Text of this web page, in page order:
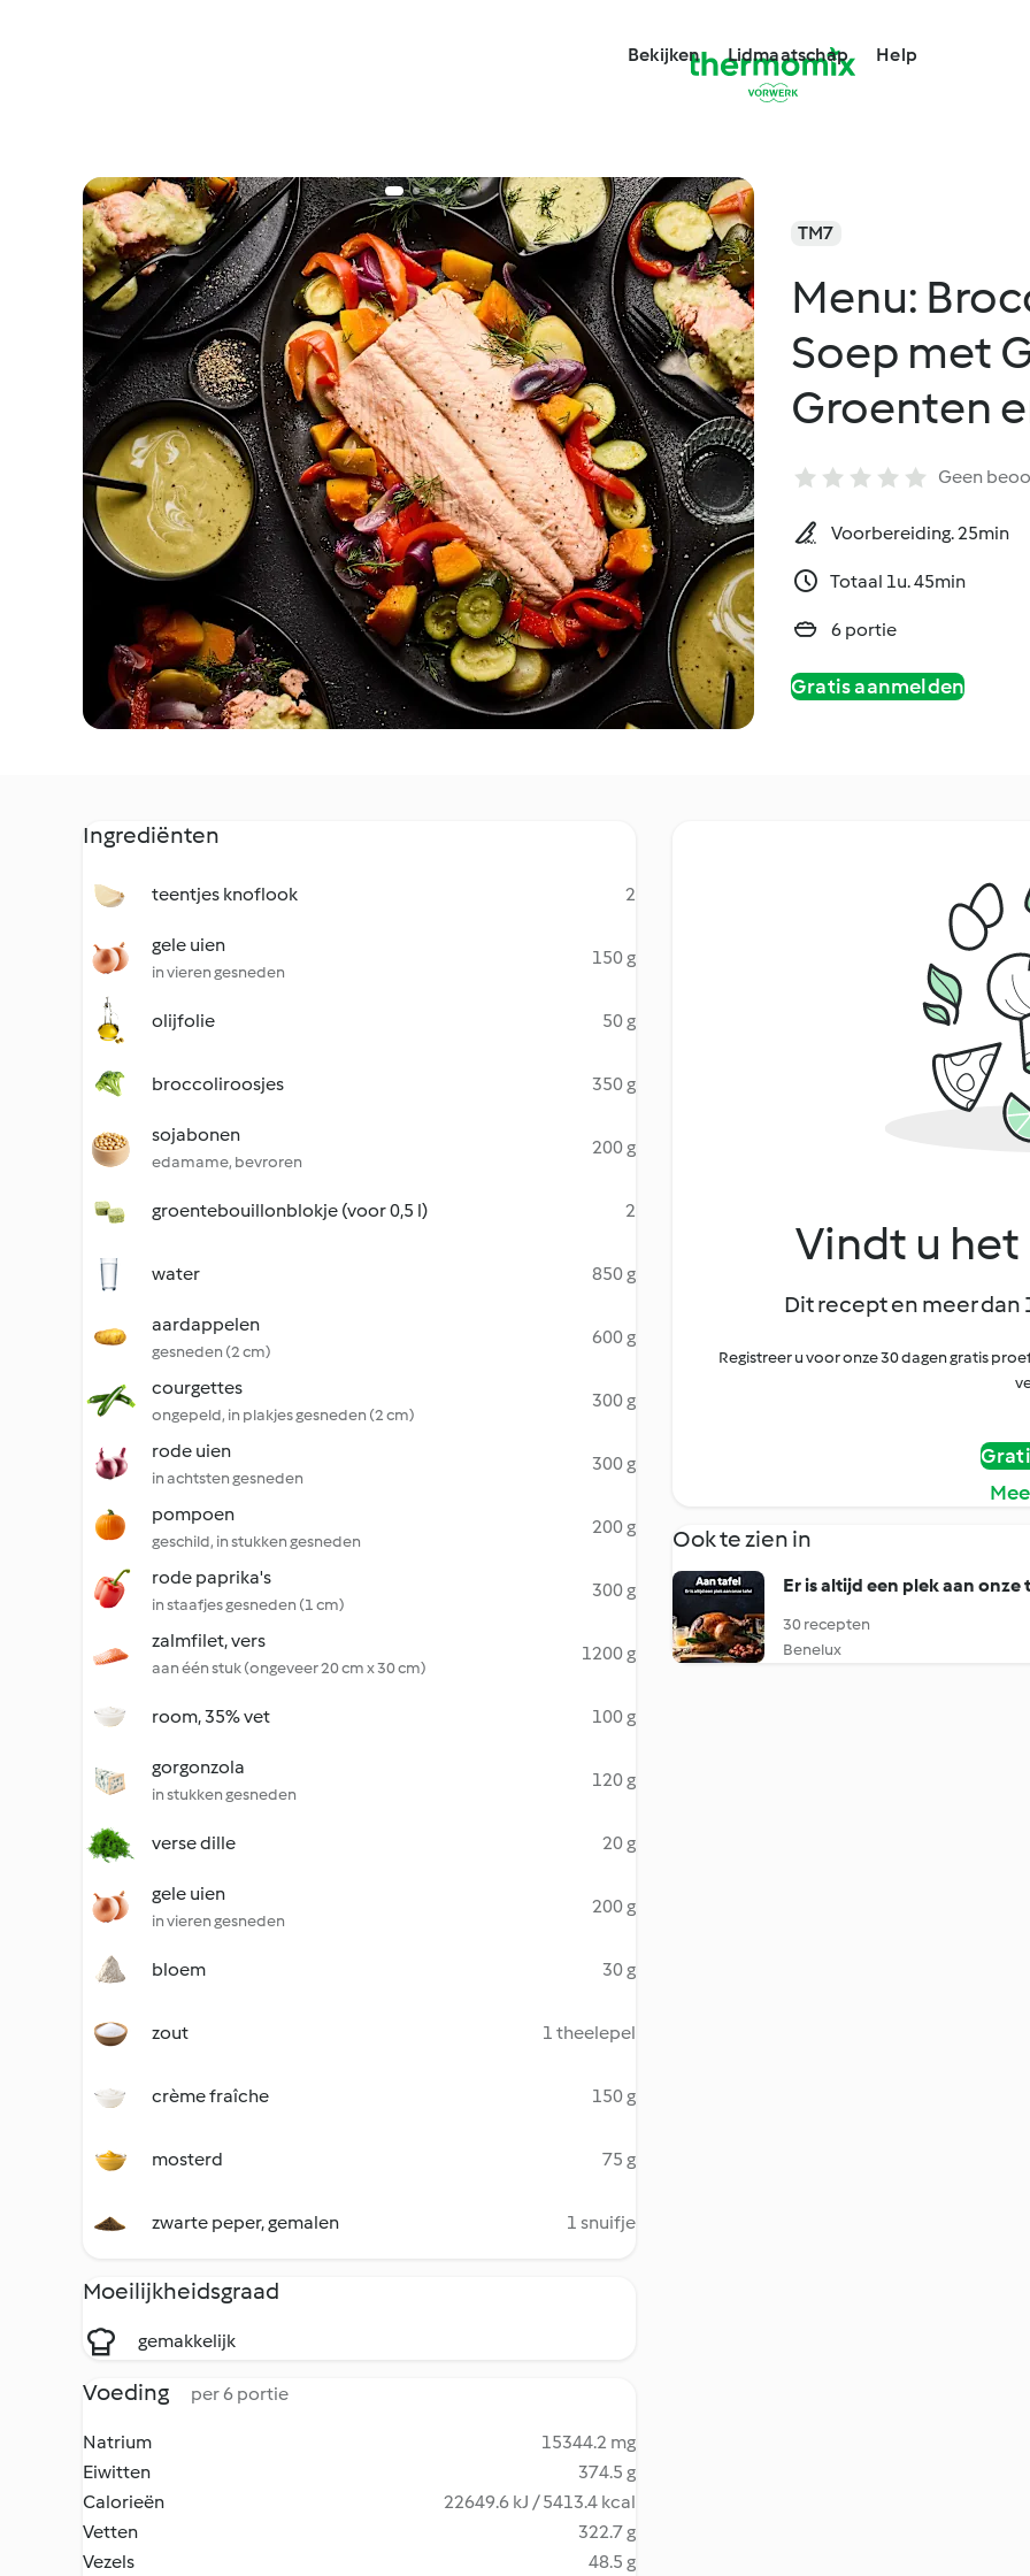
Bekijken Lidmaatschap Help
TM7
Menu:
Soep met
Groenten
Geen
Voorbereiding. 25min
Totaal 1u. 45min
6 portie
Gratis aanmelden
Ingrediënten
teentjes knoflook 2
gele uien
in vieren gesneden
150 g
olijfolie 50 g
broccoliroosjes 350 g
sojabonen
edamame, bevroren
200 g
groentebouillonblokje (voor 0,5 l) 2
water 850 g
aardappelen
gesneden (2 cm)
600 g
courgettes
ongepeld, in plakjes gesneden (2 cm)
300 g
rode uien
in achtsten gesneden
300 g
pompoen
geschild, in stukken gesneden
200 g
rode paprika's
in staafjes gesneden (1 cm)
300 g
zalmfilet, vers
aan één stuk (ongeveer 20 cm x 30 cm)
1200 g
room, 35% vet 100 g
gorgonzola
in stukken gesneden
120 g
verse dille 20 g
gele uien
in vieren gesneden
200 g
bloem 30 g
zout 1 theelepel
crème fraîche 150 g
mosterd 75 g
zwarte peper, gemalen 1 snuifje
Moeilijkheidsgraad
gemakkelijk
Voeding per 6 portie
Natrium
15344.2 mg
Eiwitten
374.5 g
Calorieën
22649.6 kJ / 5413.4 kcal
Vetten
322.7 g
Vezels
48.5 g
Vindt u het
Dit recept en meer dan
Registreer u voor onze 30 dagen gratis
Ook te zien in
Er is altijd een plek aan onze
30 recepten
Benelux